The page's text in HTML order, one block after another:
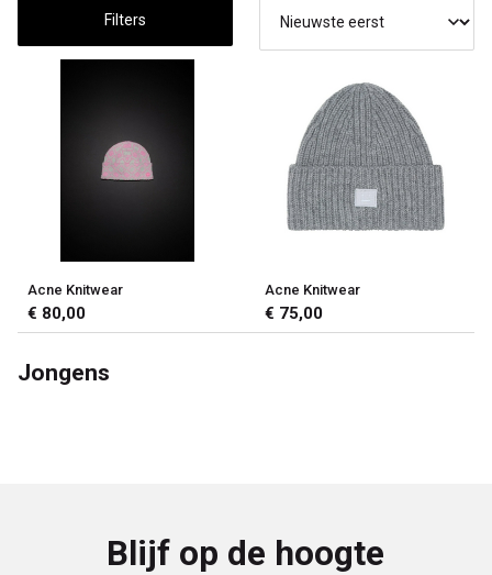
Kids
Filters
Acne Knitwear
€ 80,00
Acne Knitwear
€ 75,00
Jongens
Blijf op de hoogte